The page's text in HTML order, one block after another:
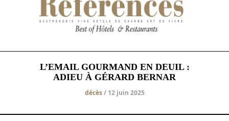
L’EMAIL GOURMAND EN DEUIL :
ADIEU À GÉRARD BERNAR
décès/ 12 juin 2025